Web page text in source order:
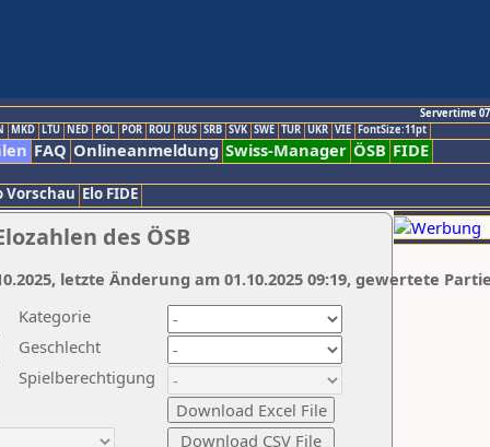
Servertime
MKD LTU NED POL POR ROU RUS SRB SVK SWE TUR UKR VIE FontSize:11pt
FAQ Onlineanmeldung Swiss-Manager ÖSB FIDE
Vorschau Elo FIDE
des ÖSB
Kategorie
Geschlecht
Spielberechtigung
letzte Änderung am 01.10.2025 09:19, gewertete